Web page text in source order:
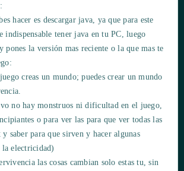
hacer es descargar java, ya que para este
indispensable tener java en tu PC, luego
pones la versión mas reciente o la que mas te
creas un mundo; puedes crear un mundo
no hay monstruos ni dificultad en el juego,
o para ver las para que ver todas las
saber para que sirven y hacer algunas
la electricidad)
las cosas cambian solo estas tu, sin